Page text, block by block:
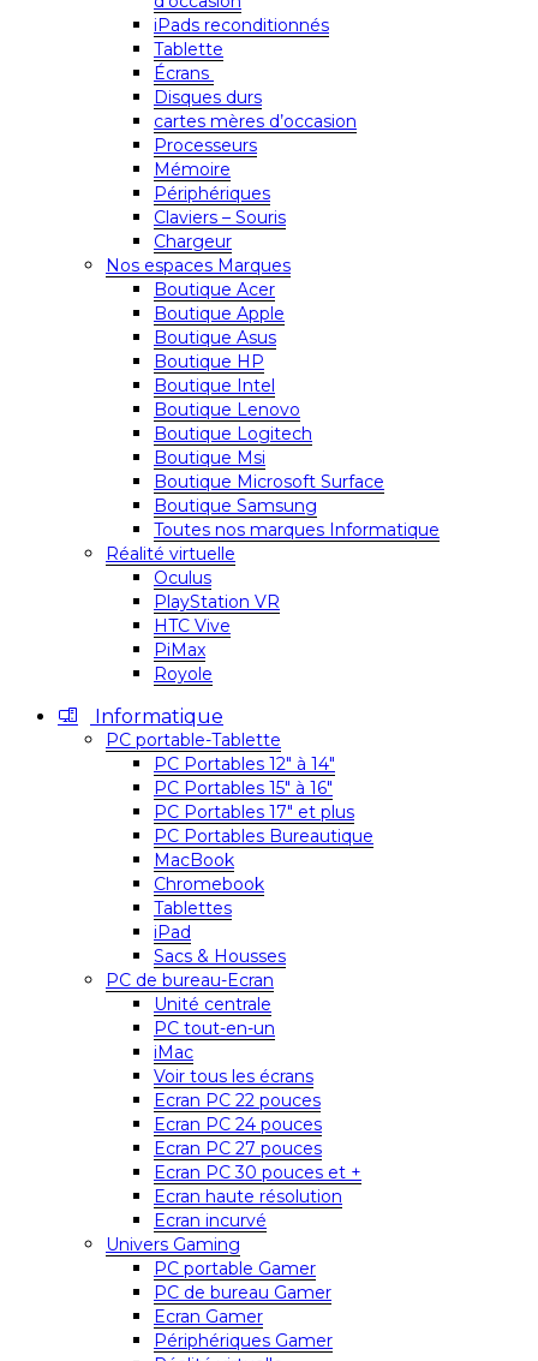
iPads reconditionnés
Tablette
Écrans
Disques durs
cartes mères d’occasion
Processeurs
Mémoire
Périphériques
Claviers – Souris
Chargeur
Nos espaces Marques
Boutique Acer
Boutique Apple
Boutique Asus
Boutique HP
Boutique Intel
Boutique Lenovo
Boutique Logitech
Boutique Msi
Boutique Microsoft Surface
Boutique Samsung
Toutes nos marques Informatique
Réalité virtuelle
Oculus
PlayStation VR
HTC Vive
PiMax
Royole
Informatique
PC portable-Tablette
PC Portables 12″ à 14″
PC Portables 15″ à 16″
PC Portables 17″ et plus
PC Portables Bureautique
MacBook
Chromebook
Tablettes
iPad
Sacs & Housses
PC de bureau-Ecran
Unité centrale
PC tout-en-un
iMac
Voir tous les écrans
Ecran PC 22 pouces
Ecran PC 24 pouces
Ecran PC 27 pouces
Ecran PC 30 pouces et +
Ecran haute résolution
Ecran incurvé
Univers Gaming
PC portable Gamer
PC de bureau Gamer
Ecran Gamer
Périphériques Gamer